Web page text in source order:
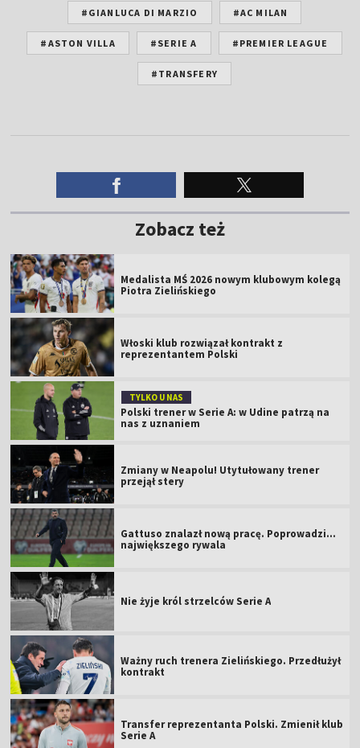
#GIANLUCA DI MARZIO #AC MILAN
#ASTON VILLA #SERIE A #PREMIER LEAGUE
#TRANSFERY
Zobacz też
Medalista MŚ 2026 nowym klubowym kolegą
Piotra Zielińskiego
Włoski klub rozwiązał kontrakt z
reprezentantem Polski
TYLKO U NAS
Polski trener w Serie A: w Udine patrzą na
nas z uznaniem
Zmiany w Neapolu! Utytułowany trener
przejął stery
Gattuso znalazł nową pracę. Poprowadzi...
największego rywala
Nie żyje król strzelców Serie A
Ważny ruch trenera Zielińskiego. Przedłużył
kontrakt
Transfer reprezentanta Polski. Zmienił klub
Serie A